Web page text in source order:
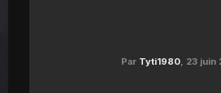
Par Tyti1980, 23 juin